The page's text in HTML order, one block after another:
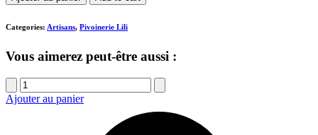
Bougie
Pivoinerie
Categories: Artisans, Pivoinerie Lili
Vous aimerez peut-être aussi :
quantité
de
Grande
Ajouter au panier